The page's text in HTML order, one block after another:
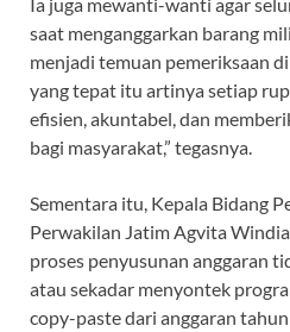
saat menganggarkan barang
menjadi temuan pemeriksaan
yang tepat itu artinya setiap
efisien, akuntabel, dan
bagi masyarakat,” tegasnya.
Sementara itu, Kepala Bidang
Perwakilan Jatim Agvita
proses penyusunan anggaran
atau sekadar menyontek
copy-paste dari anggaran